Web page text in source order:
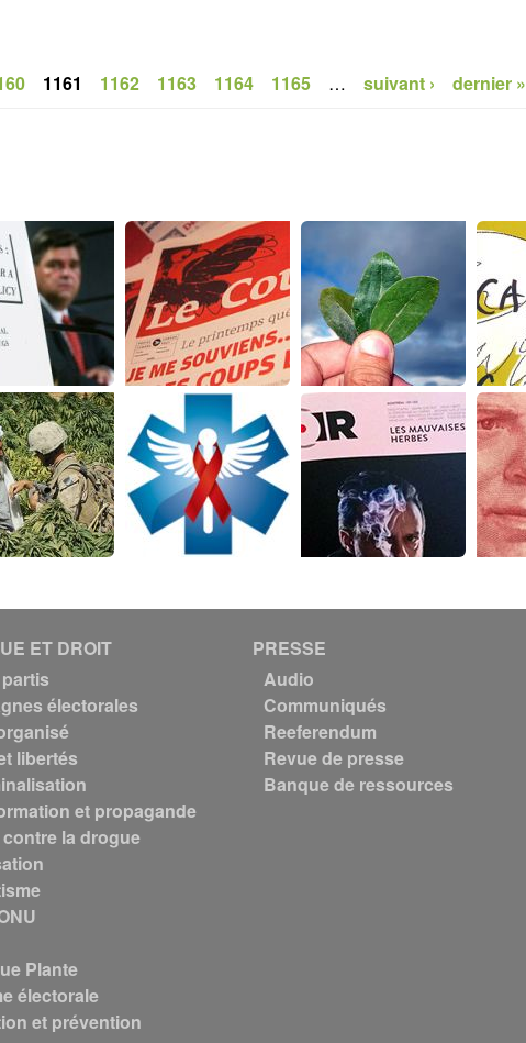
1161 1162 1163 1164 1165 … suivant › dernier »
ET DROIT
électorales
libertés
et propagande
contre la drogue
Plante
électorale
et prévention
PRESSE
Audio
Communiqués
Reeferendum
Revue de presse
Banque de ressources